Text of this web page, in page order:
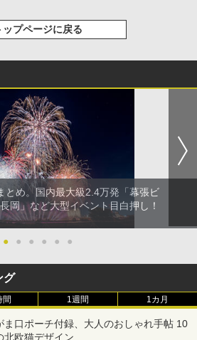
ップページに戻る
とめ。国内最大級2.4万発「幕張ビ
岡」など大型イベント目白押し！
● ● ● ● ● ●
グ
間 1週間 1カ月
ま口ポーチ付録、大人のおしゃれ手帖 10
北欧猫デザイン